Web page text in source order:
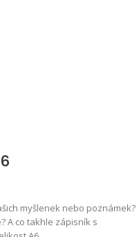
myšlenek nebo poznámek?
A co takhle zápisník s